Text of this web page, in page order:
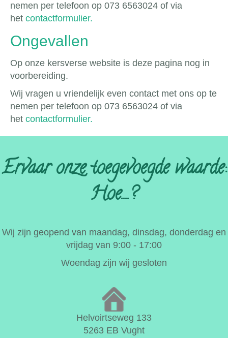
nemen per telefoon op 073 6563024 of via
het contactformulier.
Ongevallen
Op onze kersverse website is deze pagina nog in
voorbereiding.
Wij vragen u vriendelijk even contact met ons op te
nemen per telefoon op 073 6563024 of via
het contactformulier.
Ervaar onze toegevoegde waarde:
Hoe....?
Wij zijn geopend van maandag, dinsdag, donderdag en
vrijdag van 9:00 - 17:00
Woendag zijn wij gesloten
Helvoirtseweg 133
5263 EB Vught